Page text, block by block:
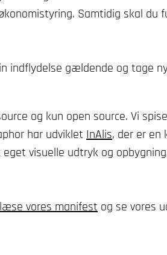
Samtidig skal du
indflydelse gældende og tage
og kun open source. Vi
har udviklet InAlis, der er en
visuelle udtryk og
læse vores manifest og se vores